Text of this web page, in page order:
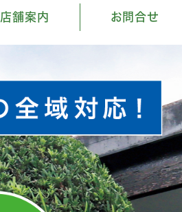
店舗案内 お問合せ